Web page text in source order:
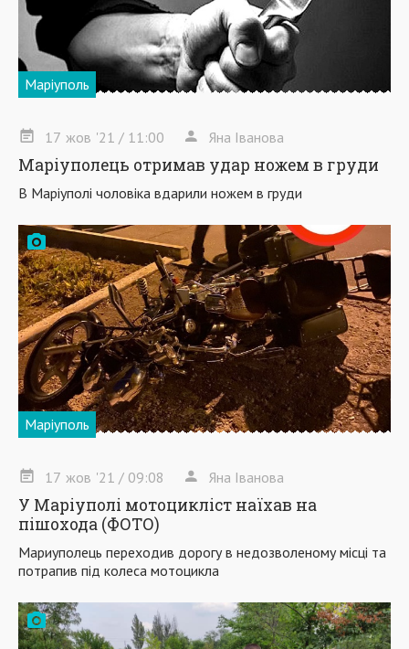
Маріуполь
17 жов '21 / 11:00 Яна Іванова
Маріуполець отримав удар ножем в груди
В Маріуполі чоловіка вдарили ножем в груди
Маріуполь
17 жов '21 / 09:08 Яна Іванова
У Маріуполі мотоцикліст наїхав на
пішохода (ФОТО)
Мариуполець переходив дорогу в недозволеному місці та
потрапив під колеса мотоцикла